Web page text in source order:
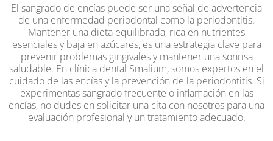
El sangrado de encías puede ser una señal de advertencia
de una enfermedad periodontal como la periodontitis.
Mantener una dieta equilibrada, rica en nutrientes
esenciales y baja en azúcares, es una estrategia clave para
prevenir problemas gingivales y mantener una sonrisa
saludable. En clínica dental Smalium, somos expertos en el
cuidado de las encías y la prevención de la periodontitis. Si
experimentas sangrado frecuente o inflamación en las
encías, no dudes en solicitar una cita con nosotros para una
evaluación profesional y un tratamiento adecuado.